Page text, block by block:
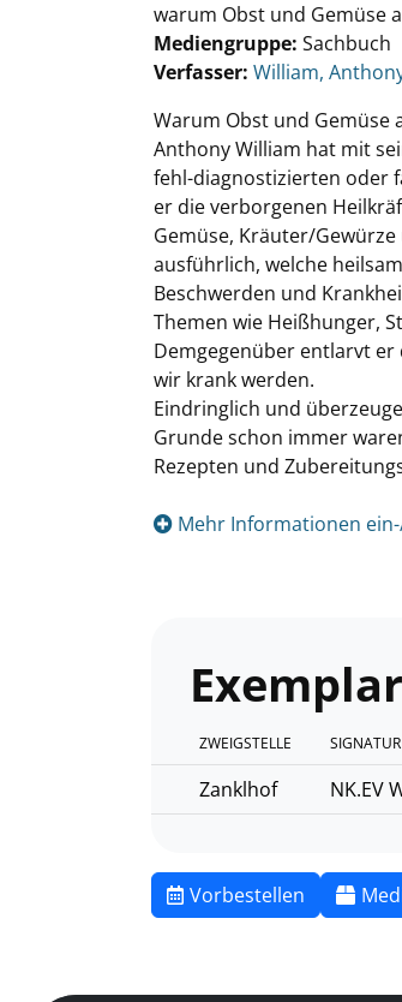
warum Obst und Gemüse
Mediengruppe: Sachbuch
Verfasser: Suche nach
William,
Warum Obst und Gemüse
Anthony William hat mit
fehl-diagnostizierten oder
er die verborgenen
Gemüse, Kräuter/
ausführlich, welche
Beschwerden und
Themen wie Heißhunger,
Demgegenüber entlarvt er
wir krank werden.
Eindringlich und
Grunde schon immer
Rezepten und
Mehr Informationen
ZWEIGSTELLE SIGNATUR
Zanklhof NK.EV
Vorbestellen